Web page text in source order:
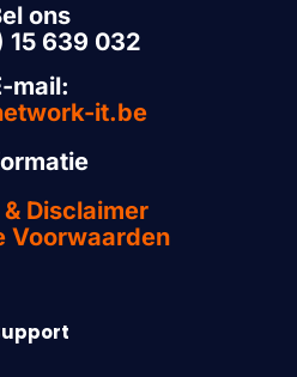
ons
15 639 032
mail:
it.be
Disclaimer
Voorwaarden